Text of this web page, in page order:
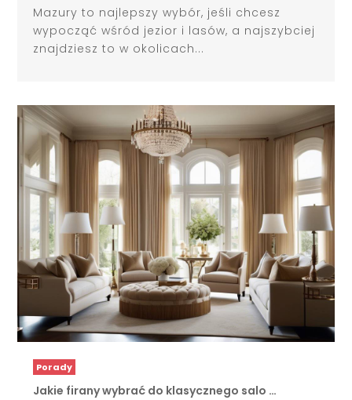
Mazury to najlepszy wybór, jeśli chcesz
wypocząć wśród jezior i lasów, a najszybciej
znajdziesz to w okolicach...
Porady
Jakie firany wybrać do klasycznego salo …